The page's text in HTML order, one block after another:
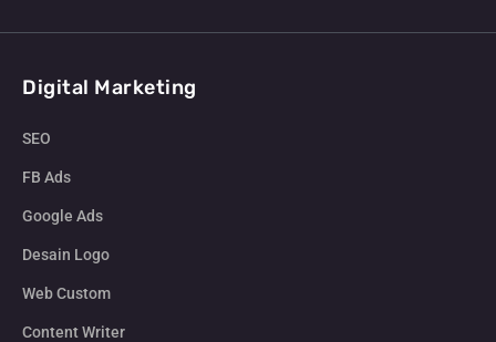
Digital Marketing
SEO
FB Ads
Google Ads
Desain Logo
Web Custom
Content Writer